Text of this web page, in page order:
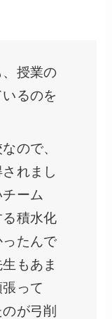
授業の
るのを
ので、
れまし
ーム
る積水化
たんで
もあま
って
が弓削